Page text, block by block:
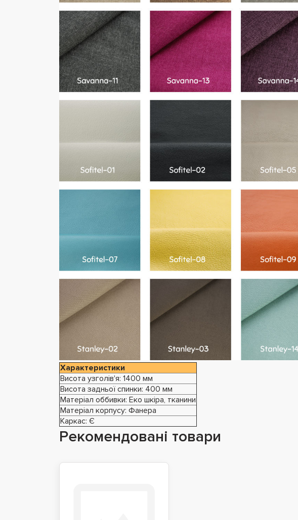
Характеристики
Висота узголів'я: 1400 мм
Висота задньої спинки: 400 мм
Матеріал оббивки: Еко шкіра, тканини
Матеріал корпусу: Фанера
Каркас: Є
Рекомендовані товари